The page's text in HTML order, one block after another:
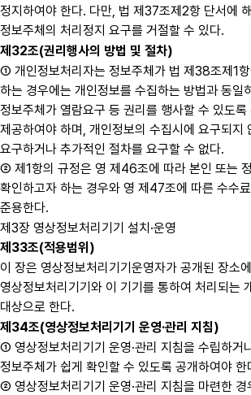
정지하여야 한다. 다만, 법 제37조제2항 단서에
정보주체의 처리정지 요구를 거절할 수 있다.
제32조(권리행사의 방법 및 절차)
① 개인정보처리자는 정보주체가 법 제38조제1
하는 경우에는 개인정보를 수집하는 방법과 동일
정보주체가 열람요구 등 권리를 행사할 수 있도록
제공하여야 하며, 개인정보의 수집시에 요구되지
요구하거나 추가적인 절차를 요구할 수 없다.
② 제1항의 규정은 영 제46조에 따라 본인 또는
확인하고자 하는 경우와 영 제47조에 따른 수수
준용한다.
제3장 영상정보처리기기 설치·운영
제33조(적용범위)
이 장은 영상정보처리기기운영자가 공개된 장소
영상정보처리기기와 이 기기를 통하여 처리되는
대상으로 한다.
제34조(영상정보처리기기 운영·관리 지침)
① 영상정보처리기기 운영·관리 지침을 수립하거
정보주체가 쉽게 확인할 수 있도록 공개하여야 한
② 영상정보처리기기 운영·관리 지침을 마련한